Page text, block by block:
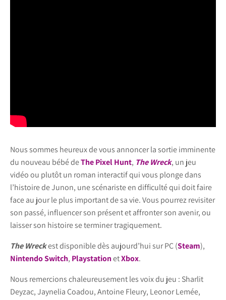
Nous sommes heureux de vous annoncer la sortie imminente
du nouveau bébé deThe Pixel Hunt, The Wreck, un jeu
vidéo ou plutôt un roman interactif qui vous plonge dans
l’histoire de Junon, une scénariste en difficulté qui doit faire
face au jour le plus important de sa vie. Vous pourrez revisiter
son passé, influencer son présent et affronter son avenir, ou
laisser son histoire se terminer tragiquement.
The Wreckest disponible dès aujourd’hui sur PC (Steam),
Nintendo Switch, PlaystationetXbox.
Nous remercions chaleureusement les voix du jeu : Sharlit
Deyzac, Jaynelia Coadou, Antoine Fleury, Leonor Lemée,